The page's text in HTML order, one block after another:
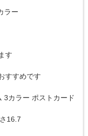
ラー
す
すすめです
3カラー ポストカード
16.7